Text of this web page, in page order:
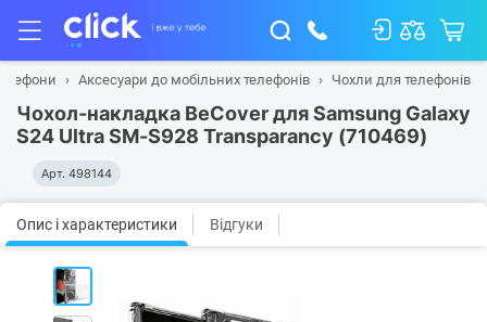
Аксесуари до мобільних телефонів Чохли для телефонів
Чохол-накладка BeCover для Samsung Galaxy
S24 Ultra SM-S928 Transparancy (710469)
Арт. 498144
Опис і характеристики Відгуки